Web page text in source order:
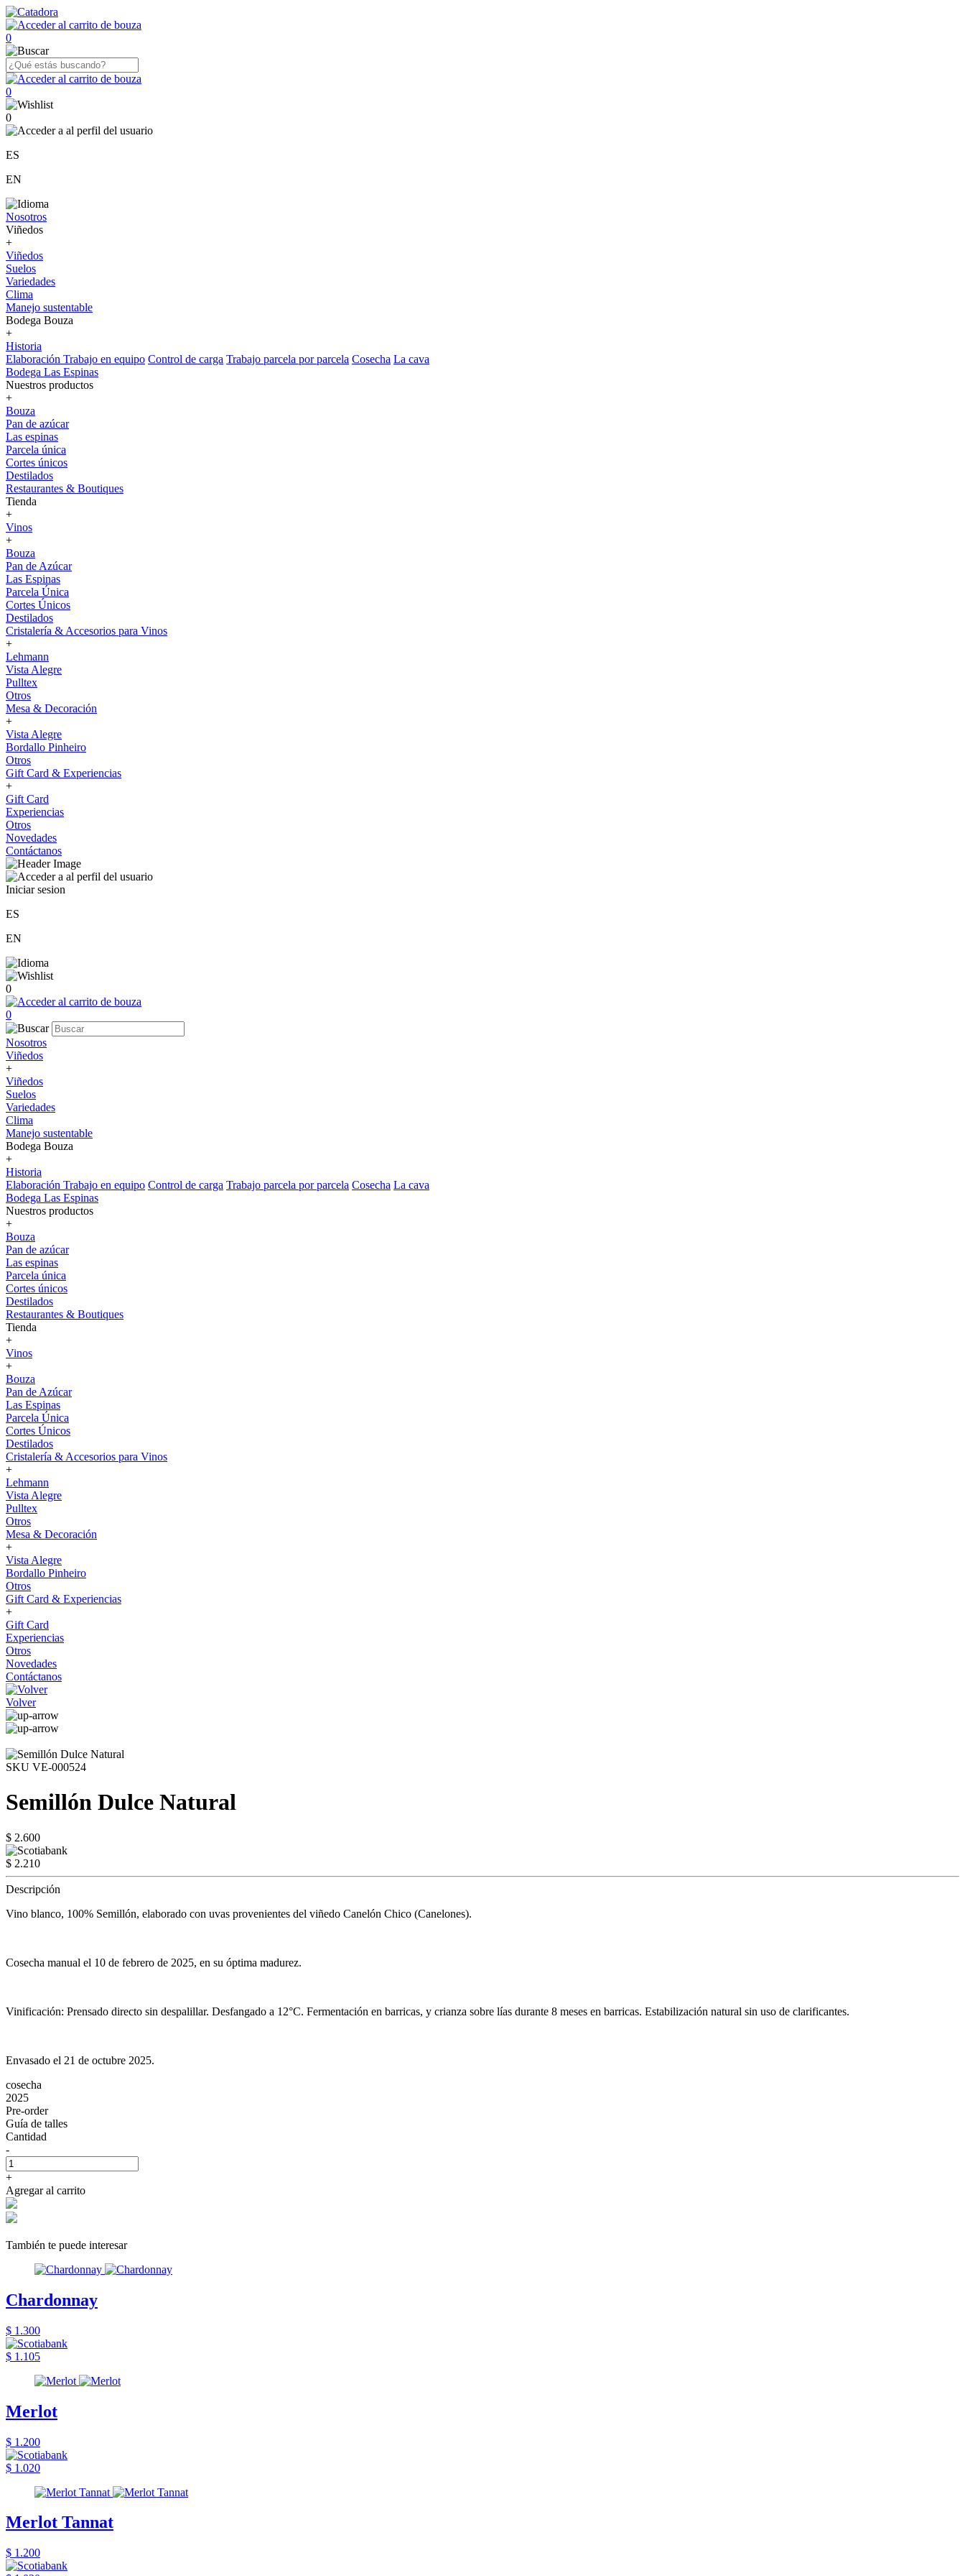
0
0
0
ES
EN
Nosotros
Viñedos
+
Viñedos
Suelos
Variedades
Clima
Manejo sustentable
Bodega Bouza
+
Historia
Elaboración Trabajo en equipo Control de carga Trabajo parcela por parcela Cosecha La cava
Bodega Las Espinas
Nuestros productos
+
Bouza
Pan de azúcar
Las espinas
Parcela única
Cortes únicos
Destilados
Restaurantes & Boutiques
Tienda
+
Vinos
+
Bouza
Pan de Azúcar
Las Espinas
Parcela Única
Cortes Únicos
Destilados
Cristalería & Accesorios para Vinos
+
Lehmann
Vista Alegre
Pulltex
Otros
Mesa & Decoración
+
Vista Alegre
Bordallo Pinheiro
Otros
Gift Card & Experiencias
+
Gift Card
Experiencias
Otros
Novedades
Contáctanos
Iniciar sesion
ES
EN
0
0
Nosotros
Viñedos
+
Viñedos
Suelos
Variedades
Clima
Manejo sustentable
Bodega Bouza
+
Historia
Elaboración Trabajo en equipo Control de carga Trabajo parcela por parcela Cosecha La cava
Bodega Las Espinas
Nuestros productos
+
Bouza
Pan de azúcar
Las espinas
Parcela única
Cortes únicos
Destilados
Restaurantes & Boutiques
Tienda
+
Vinos
+
Bouza
Pan de Azúcar
Las Espinas
Parcela Única
Cortes Únicos
Destilados
Cristalería & Accesorios para Vinos
+
Lehmann
Vista Alegre
Pulltex
Otros
Mesa & Decoración
+
Vista Alegre
Bordallo Pinheiro
Otros
Gift Card & Experiencias
+
Gift Card
Experiencias
Otros
Novedades
Contáctanos
Volver
SKU VE-000524
Semillón Dulce Natural
$ 2.600
$ 2.210
Descripción
Vino blanco, 100% Semillón, elaborado con uvas provenientes del viñedo Canelón Chico (Canelones).
Cosecha manual el 10 de febrero de 2025, en su óptima madurez.
Vinificación: Prensado directo sin despalillar. Desfangado a 12°C. Fermentación en barricas, y crianza sobre lías durante 8 meses en barricas. Estabilización natural sin uso de clarificantes.
Envasado el 21 de octubre 2025.
cosecha
2025
Pre-order
Guía de talles
Cantidad
-
+
Agregar al carrito
También te puede interesar
Chardonnay
$ 1.300
$ 1.105
Merlot
$ 1.200
$ 1.020
Merlot Tannat
$ 1.200